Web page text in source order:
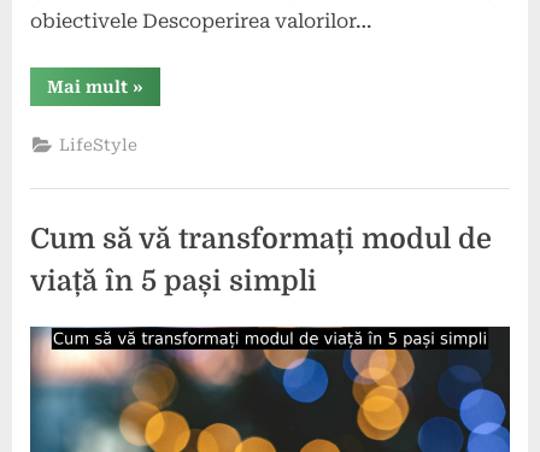
obiectivele Descoperirea valorilor…
Mai mult“Cum
să
obiectivele
să
valorile.”
»
LifeStyle
Cum să vă transformați modul de
viață în 5 pași simpli
Posted
on
mai
comunicat